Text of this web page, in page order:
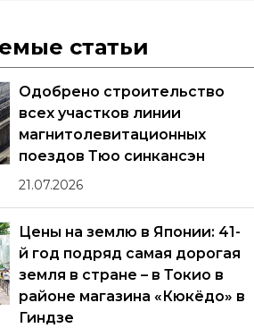
статьи
Одобрено строительство
всех участков линии
магнитолевитационных
поездов Тюо синкансэн
21.07.2026
Цены на землю в Японии: 41-
й год подряд самая дорогая
земля в стране – в Токио в
районе магазина «Кюкёдо» в
Гиндзе